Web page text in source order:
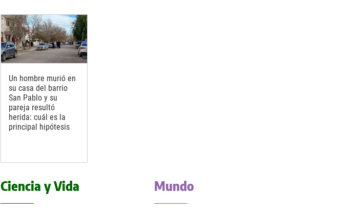
Un hombre murió en
su casa del barrio
San Pablo y su
pareja resultó
herida: cuál es la
principal hipótesis
Ciencia y Vida Mundo